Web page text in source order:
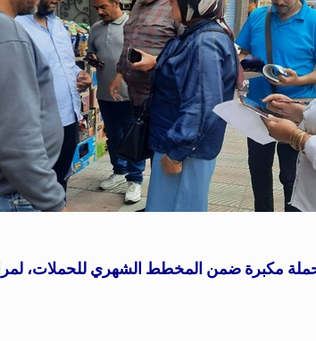
مكبرة ضمن المخطط الشهري للحملات،